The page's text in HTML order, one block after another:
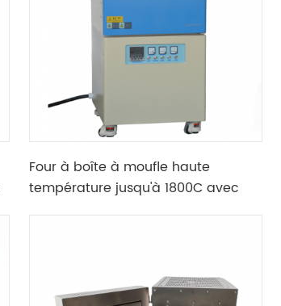
Four à boîte à moufle haute
température jusqu'à 1800C avec